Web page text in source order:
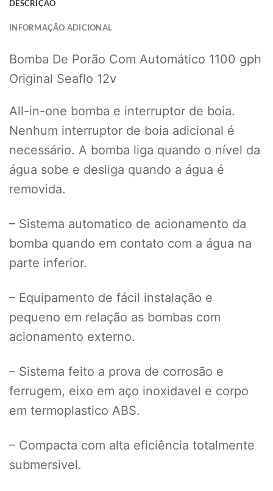
DESCRIÇÃO
INFORMAÇÃO ADICIONAL
Bomba De Porão Com Automático 1100 gph
Original Seaflo 12v
All-in-one bomba e interruptor de boia.
Nenhum interruptor de boia adicional é
necessário. A bomba liga quando o nível da
água sobe e desliga quando a água é
removida.
– Sistema automatico de acionamento da
bomba quando em contato com a água na
parte inferior.
– Equipamento de fácil instalação e
pequeno em relação as bombas com
acionamento externo.
– Sistema feito a prova de corrosão e
ferrugem, eixo em aço inoxidavel e corpo
em termoplastico ABS.
– Compacta com alta eficiência totalmente
submersivel.